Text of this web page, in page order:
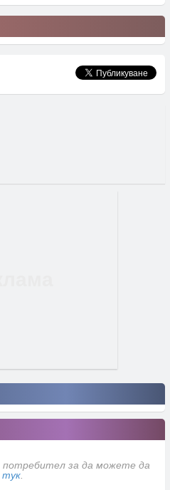
потребител за да можете да
тук